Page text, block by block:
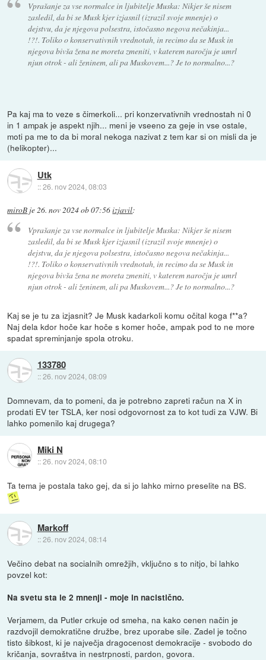
Vprašanje za vse normalce in ljubitelje Muska: Nikjer še nisem
zasledil, da bi se Musk kjer izjasnil (izrazil svoje mnenje) o
dejstvu, da je njegova polsestra, istočasno negova nečakinja...
!?!. Toliko o konservativnih vrednotah, in recimo da se Musk in
njegova bivša žena ne moreta zmeniti, v katerem naročju je umrl
njun otrok - ali ženinem, ali pa Muskovem...? Je to normalno...?
Pa kaj ma to veze s čimerkoli... pri konzervativnih vrednostah ni 0
in 1 ampak je aspekt njih... meni je vseeno za geje in vse ostale,
moti pa me to da bi moral nekoga nazivat z tem kar si on misli da je
(helikopter)...
Utk
::26. nov 2024, 08:03
miroB je26. nov 2024 ob 07:56izjavil:
Vprašanje za vse normalce in ljubitelje Muska: Nikjer še nisem
zasledil, da bi se Musk kjer izjasnil (izrazil svoje mnenje) o
dejstvu, da je njegova polsestra, istočasno negova nečakinja...
!?!. Toliko o konservativnih vrednotah, in recimo da se Musk in
njegova bivša žena ne moreta zmeniti, v katerem naročju je umrl
njun otrok - ali ženinem, ali pa Muskovem...? Je to normalno...?
Kaj se je tu za izjasnit? Je Musk kadarkoli komu očital koga f**a?
Naj dela kdor hoče kar hoče s komer hoče, ampak pod to ne more
spadat spreminjanje spola otroku.
133780
::26. nov 2024, 08:09
Domnevam, da to pomeni, da je potrebno zapreti račun na X in
prodati EV ter TSLA, ker nosi odgovornost za to kot tudi za VJW. Bi
lahko pomenilo kaj drugega?
Miki N
::26. nov 2024, 08:10
Ta tema je postala tako gej, da si jo lahko mirno preselite na BS.
Markoff
::26. nov 2024, 08:14
Večino debat na socialnih omrežjih, vključno s to nitjo, bi lahko
povzel kot:
Na svetu sta le 2 mnenji - moje in nacistično.
Verjamem, da Putler crkuje od smeha, na kako cenen način je
razdvojil demokratične družbe, brez uporabe sile. Zadel je točno
tisto šibkost, ki je največja dragocenost demokracije - svobodo do
kričanja, sovraštva in nestrpnosti, pardon, govora.